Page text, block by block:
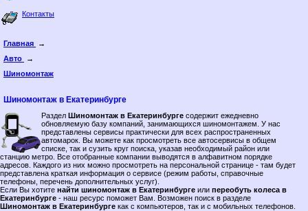
Контакты
Главная
→
Авто
→
Шиномонтаж
Шиномонтаж в Екатеринбурге
Раздел Шиномонтаж в Екатеринбурге содержит ежедневно
обновляемую базу компаний, занимающихся шиномонтажем. У нас
представлены сервисы практически для всех распространенных
автомарок. Вы можете как просмотреть все автосервисы в общем
списке, так и сузить круг поиска, указав необходимый район или
станцию метро. Все отобранные компании выводятся в алфавитном порядке
адресов. Каждого из них можно просмотреть на персональной странице - там будет
представлена краткая информация о сервисе (режим работы, справочные
телефоны, перечень дополнительных услуг).
Если Вы хотите найти шиномонтаж в Екатеринбурге или переобуть колеса в
Екатеринбурге - наш ресурс поможет Вам. Возможен поиск в разделе
Шиномонтаж в Екатеринбурге как с компьютеров, так и с мобильных телефонов.